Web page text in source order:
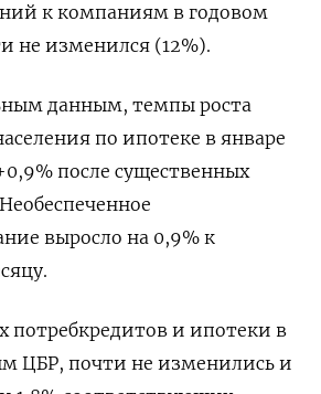
к компаниям в годовом
не изменился (12%).
данным, темпы роста
по ипотеке ⁠в январе
после существенных
выросло на ‌0,9% к
потребкредитов и ‌ипотеки в
ЦБР, почти не изменились ​и